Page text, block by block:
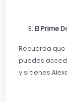
El Prime
Recuerda
puedes
y si tienes